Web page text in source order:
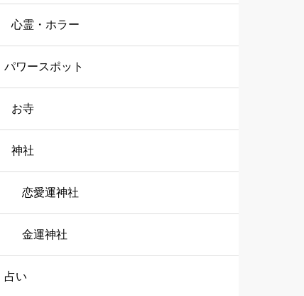
心霊・ホラー
パワースポット
お寺
神社
恋愛運神社
金運神社
占い